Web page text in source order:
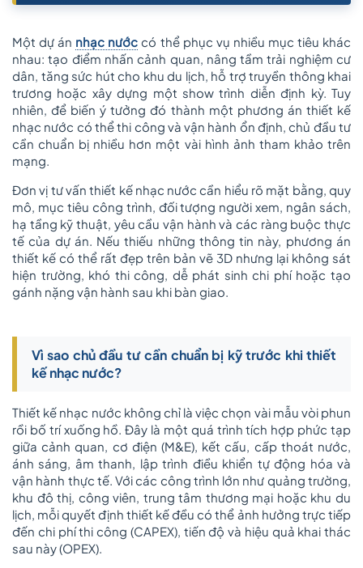
Một dự án nhạc nước có thể phục vụ nhiều mục tiêu khác
nhau: tạo điểm nhấn cảnh quan, nâng tầm trải nghiệm cư
dân, tăng sức hút cho khu du lịch, hỗ trợ truyền thông khai
trương hoặc xây dựng một show trình diễn định kỳ. Tuy
nhiên, để biến ý tưởng đó thành một phương án thiết kế
nhạc nước có thể thi công và vận hành ổn định, chủ đầu tư
cần chuẩn bị nhiều hơn một vài hình ảnh tham khảo trên
mạng.
Đơn vị tư vấn thiết kế nhạc nước cần hiểu rõ mặt bằng, quy
mô, mục tiêu công trình, đối tượng người xem, ngân sách,
hạ tầng kỹ thuật, yêu cầu vận hành và các ràng buộc thực
tế của dự án. Nếu thiếu những thông tin này, phương án
thiết kế có thể rất đẹp trên bản vẽ 3D nhưng lại không sát
hiện trường, khó thi công, dễ phát sinh chi phí hoặc tạo
gánh nặng vận hành sau khi bàn giao.
Vì sao chủ đầu tư cần chuẩn bị kỹ trước khi thiết
kế nhạc nước?
Thiết kế nhạc nước không chỉ là việc chọn vài mẫu vòi phun
rồi bố trí xuống hồ. Đây là một quá trình tích hợp phức tạp
giữa cảnh quan, cơ điện (M&E), kết cấu, cấp thoát nước,
ánh sáng, âm thanh, lập trình điều khiển tự động hóa và
vận hành thực tế. Với các công trình lớn như quảng trường,
khu đô thị, công viên, trung tâm thương mại hoặc khu du
lịch, mỗi quyết định thiết kế đều có thể ảnh hưởng trực tiếp
đến chi phí thi công (CAPEX), tiến độ và hiệu quả khai thác
sau này (OPEX).